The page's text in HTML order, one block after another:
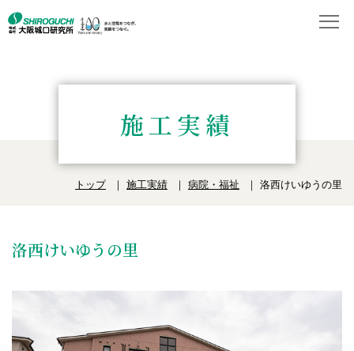
施工実績
トップ 施工実績 病院・福祉 洛西けいゆうの里
洛西けいゆうの里